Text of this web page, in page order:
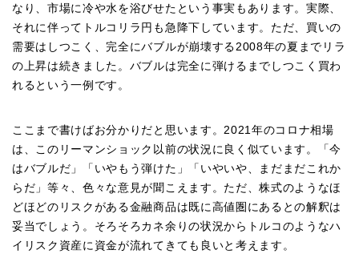
なり、市場に冷や水を浴びせたという事実もあります。実際、
それに伴ってトルコリラ円も急降下しています。ただ、買いの
需要はしつこく、完全にバブルが崩壊する2008年の夏までリラ
の上昇は続きました。バブルは完全に弾けるまでしつこく買わ
れるという一例です。
ここまで書けばお分かりだと思います。2021年のコロナ相場
は、このリーマンショック以前の状況に良く似ています。「今
はバブルだ」「いやもう弾けた」「いやいや、まだまだこれか
らだ」等々、色々な意見が聞こえます。ただ、株式のようなほ
どほどのリスクがある金融商品は既に高値圏にあるとの解釈は
妥当でしょう。そろそろカネ余りの状況からトルコのようなハ
イリスク資産に資金が流れてきても良いと考えます。